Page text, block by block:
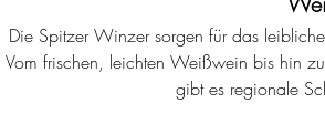
Die Spitzer Winzer sorgen für das
Vom frischen, leichten Weißwein bis hin
gibt es regionale